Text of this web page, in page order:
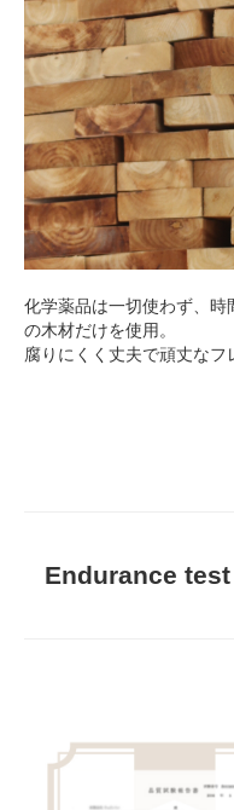
化学薬品は一切使わず、時
の木材だけを使用。
腐りにくく丈夫で頑丈なフ
Endurance